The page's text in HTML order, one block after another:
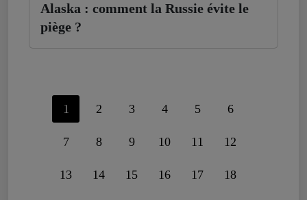
Alaska : comment la Russie évite le
piège ?
1 2 3 4 5 6
7 8 9 10 11 12
13 14 15 16 17 18